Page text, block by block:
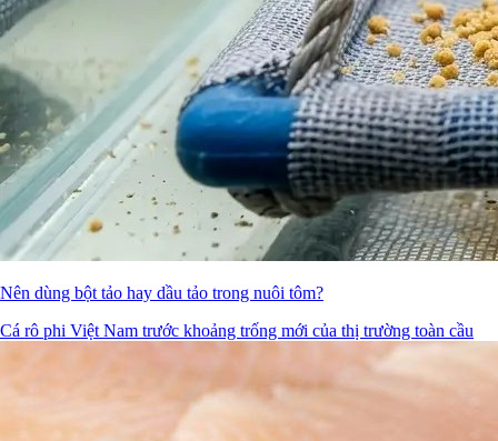
Nên dùng bột tảo hay dầu tảo trong nuôi tôm?
Cá rô phi Việt Nam trước khoảng trống mới của thị trường toàn cầu